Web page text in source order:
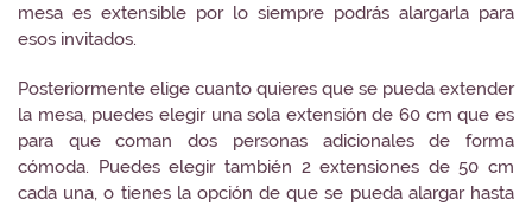
mesa es extensible por lo siempre podrás alargarla para
esos invitados.
Posteriormente elige cuanto quieres que se pueda extender
la mesa, puedes elegir una sola extensión de 60 cm que es
para que coman dos personas adicionales de forma
cómoda. Puedes elegir también 2 extensiones de 50 cm
cada una, o tienes la opción de que se pueda alargar hasta